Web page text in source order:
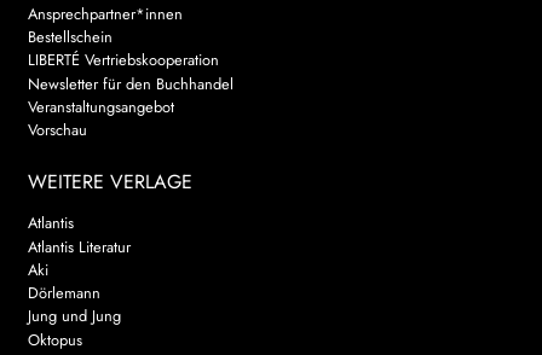
Ansprechpartner*innen
Bestellschein
LIBERTÉ Vertriebskooperation
Newsletter für den Buchhandel
Veranstaltungsangebot
Vorschau
WEITERE VERLAGE
Atlantis
Atlantis Literatur
Aki
Dörlemann
Jung und Jung
Oktopus